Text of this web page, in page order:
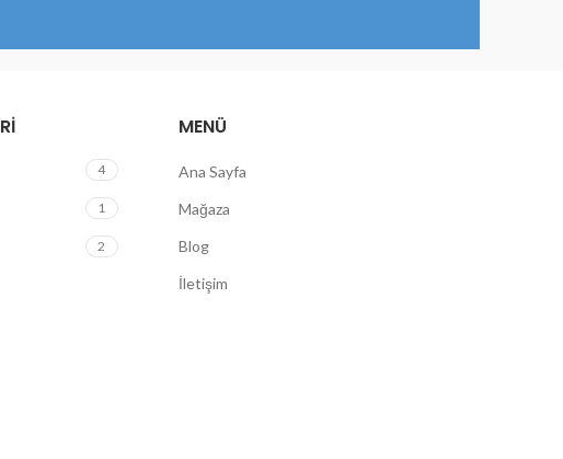
4
1
2
MENÜ
Ana Sayfa
Mağaza
Blog
İletişim